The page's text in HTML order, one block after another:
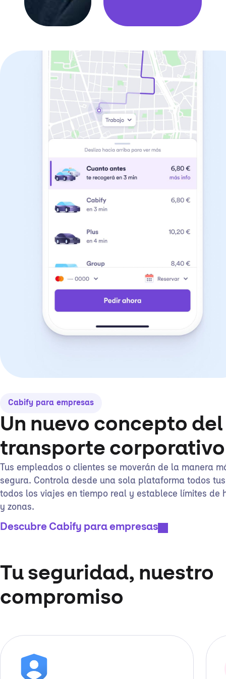
Cabify para empresas
Un nuevo concepto del
transporte corporativo
Tus empleados o clientes se moverán de la manera
segura. Controla desde una sola plataforma todos
todos los viajes en tiempo real y establece límites de
y zonas.
Descubre Cabify para empresas
Tu seguridad, nuestro
compromiso